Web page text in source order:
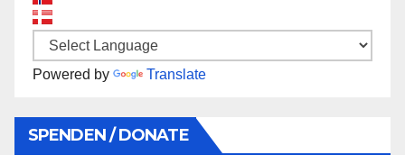
Powered by Translate
SPENDEN / DONATE